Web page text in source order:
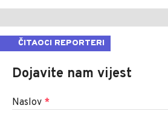
ČITAOCI REPORTERI
Dojavite nam vijest
Naslov *